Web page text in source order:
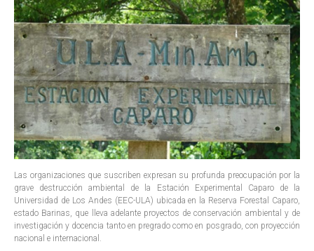
Las organizaciones que suscriben expresan su profunda preocupación por la
grave destrucción ambiental de la Estación Experimental Caparo de la
Universidad de Los Andes (EEC-ULA) ubicada en la Reserva Forestal Caparo,
estado Barinas, que lleva adelante proyectos de conservación ambiental y de
investigación y docencia tanto en pregrado como en posgrado, con proyección
nacional e internacional.